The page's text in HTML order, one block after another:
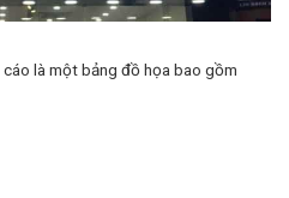
là một bảng đồ họa bao gồm